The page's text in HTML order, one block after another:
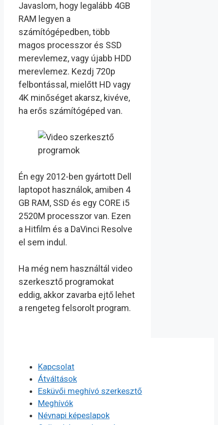
Javaslom, hogy legalább 4GB
RAM legyen a
számítógépedben, több
magos processzor és SSD
merevlemez, vagy újabb HDD
merevlemez. Kezdj 720p
felbontással, mielőtt HD vagy
4K minőséget akarsz, kivéve,
ha erős számítógéped van.
Én egy 2012-ben gyártott Dell
laptopot használok, amiben 4
GB RAM, SSD és egy CORE i5
2520M processzor van. Ezen
a Hitfilm és a DaVinci Resolve
el sem indul.
Ha még nem használtál video
szerkesztő programokat
eddig, akkor zavarba ejtő lehet
a rengeteg felsorolt program.
Kapcsolat
Átváltások
Esküvői meghívó szerkesztő
Meghívók
Névnapi képeslapok